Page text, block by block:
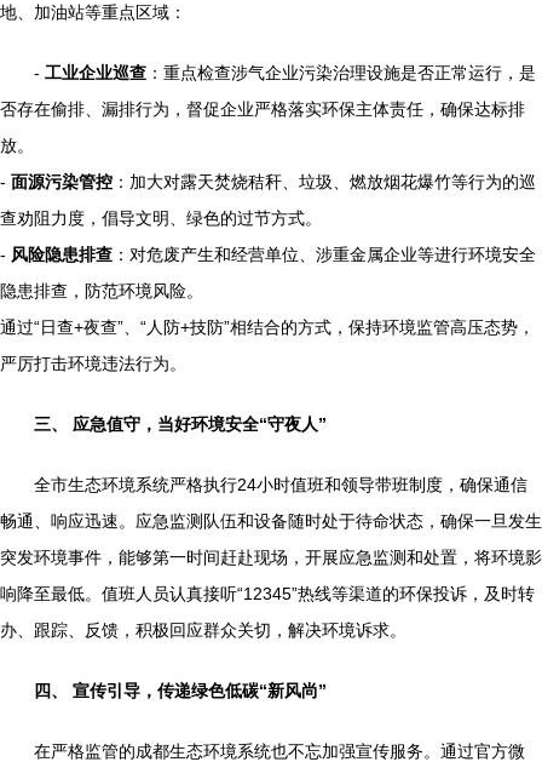
地、加油站等重点区域：
- 工业企业巡查 ：重点检查涉气企业污染治理设施是否正常运行，是
否存在偷排、漏排行为，督促企业严格落实环保主体责任，确保达标排
放。
- 面源污染管控 ：加大对露天焚烧秸秆、垃圾、燃放烟花爆竹等行为的巡
查劝阻力度，倡导文明、绿色的过节方式。
- 风险隐患排查 ：对危废产生和经营单位、涉重金属企业等进行环境安全
隐患排查，防范环境风险。
通过“日查+夜查”、“人防+技防”相结合的方式，保持环境监管高压态势，
严厉打击环境违法行为。
三、 应急值守，当好环境安全“守夜人”
全市生态环境系统严格执行24小时值班和领导带班制度，确保通信
畅通、响应迅速。应急监测队伍和设备随时处于待命状态，确保一旦发生
突发环境事件，能够第一时间赶赴现场，开展应急监测和处置，将环境影
响降至最低。值班人员认真接听“12345”热线等渠道的环保投诉，及时转
办、跟踪、反馈，积极回应群众关切，解决环境诉求。
四、 宣传引导，传递绿色低碳“新风尚”
在严格监管的成都生态环境系统也不忘加强宣传服务。通过官方微